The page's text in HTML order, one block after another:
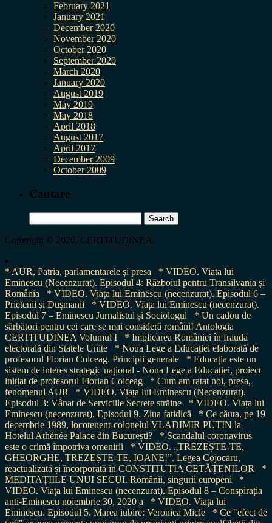
February 2021
January 2021
December 2020
November 2020
October 2020
September 2020
March 2020
January 2020
August 2019
May 2019
May 2018
April 2018
August 2017
April 2017
December 2009
October 2009
Cautare
for:
Copyright © 2026, CERTITUDINEA.
* AUR, Patria, parlamentarele și presa
* VIDEO. Viata lui
Eminescu (Necenzurat). Episodul 4: Războiul pentru Transilvania și
România
* VIDEO. Viața lui Eminescu (necenzurat). Episodul 6 –
Prietenii și Dușmanii
* VIDEO. Viața lui Eminescu (necenzurat).
Episodul 7 – Eminescu Jurnalistul și Sociologul
* Un cadou de
sărbători pentru cei care se mai consideră români! Antologia
CERTITUDINEA Volumul I
* Implicarea României în frauda
electorală din Statele Unite
* Noua Lege a Educației elaborată de
profesorul Florian Colceag. Principii generale
* Educația este un
sistem de interes strategic național - Noua Lege a Educației, proiect
inițiat de profesorul Florian Colceag
* Cum am ratat noi, presa,
fenomenul AUR
* VIDEO. Viața lui Eminescu (Necenzurat).
Episodul 3: Vânat de Serviciile Secrete străine
* VIDEO. Viața lui
Eminescu (necenzurat). Episodul 9. Ziua fatidică
* Ce căuta, pe 19
decembrie 1989, locotenent-colonelul VLADIMIR PUTIN la
Hotelul Athénée Palace din București?
* Scandalul coronavirus
este o crimă împotriva omenirii
* VIDEO. „TREZEȘTE-TE,
GHEORGHE, TREZEȘTE-TE, IOANE!”. Legea Cojocaru,
reactualizată și încorporată în CONSTITUȚIA CETĂȚENILOR
*
MEDITAȚIILE UNUI SECUI. Românii, singurii europeni
*
VIDEO. Viața lui Eminescu (necenzurat). Episodul 8 – Conspirația
anti-Eminescu noiembrie 30, 2020 a
* VIDEO. Viața lui
Eminescu. Episodul 5. Marea iubire: Veronica Micle
* Ce "efect de